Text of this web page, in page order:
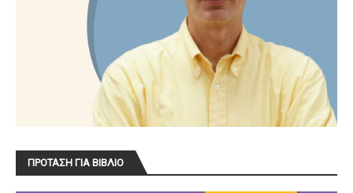
ΠΡΟΤΑΣΗ ΓΙΑ ΒΙΒΛΙΟ